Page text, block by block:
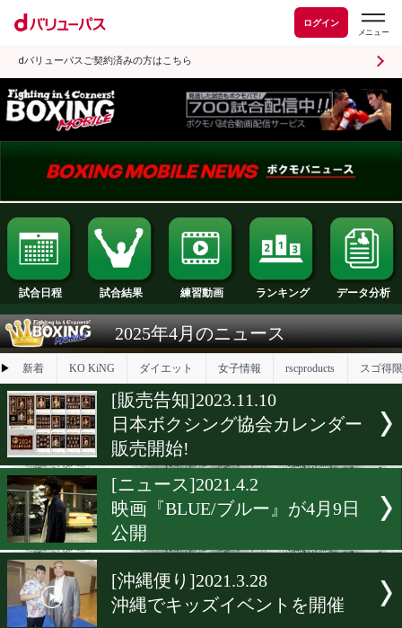
ログイン
dバリューパスご契約済みの方はこちら
試合日程 試合結果 練習動画 ランキング
2025年4月のニュース
▶ 新着 KO KiNG ダイエット
[販売告知]2023.11.10
日本ボクシング協会カレン
販売開始!
[ニュース]2021.4.2
映画『BLUE/ブルー』が4